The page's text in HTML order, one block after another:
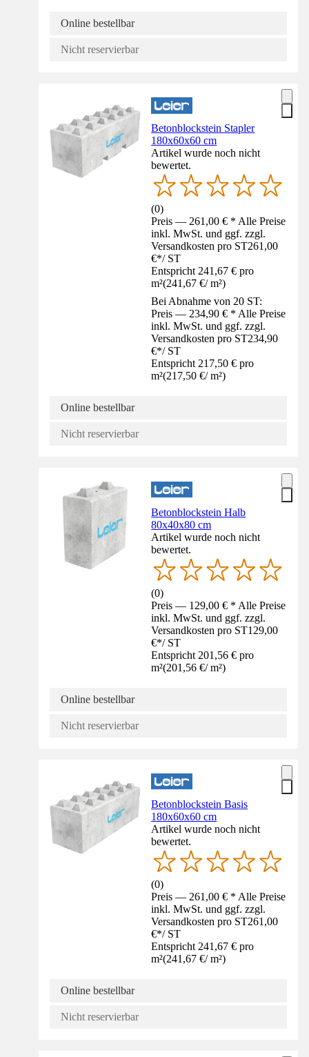
Online bestellbar
Nicht reservierbar
Betonblockstein Stapler
180x60x60 cm
Artikel wurde noch nicht
bewertet.
(0)
Preis — 261,00 € * Alle Preise
inkl. MwSt. und ggf. zzgl.
Versandkosten pro ST261,00
€*/ ST
Entspricht 241,67 € pro
m²(241,67 €/ m²)
Bei Abnahme von 20 ST:
Preis — 234,90 € * Alle Preise
inkl. MwSt. und ggf. zzgl.
Versandkosten pro ST234,90
€*/ ST
Entspricht 217,50 € pro
m²(217,50 €/ m²)
Online bestellbar
Nicht reservierbar
Betonblockstein Halb
80x40x80 cm
Artikel wurde noch nicht
bewertet.
(0)
Preis — 129,00 € * Alle Preise
inkl. MwSt. und ggf. zzgl.
Versandkosten pro ST129,00
€*/ ST
Entspricht 201,56 € pro
m²(201,56 €/ m²)
Online bestellbar
Nicht reservierbar
Betonblockstein Basis
180x60x60 cm
Artikel wurde noch nicht
bewertet.
(0)
Preis — 261,00 € * Alle Preise
inkl. MwSt. und ggf. zzgl.
Versandkosten pro ST261,00
€*/ ST
Entspricht 241,67 € pro
m²(241,67 €/ m²)
Online bestellbar
Nicht reservierbar